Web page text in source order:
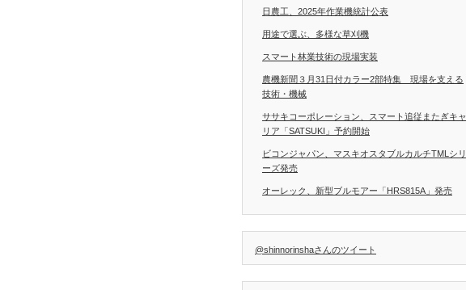
日農工、2025年作業機統計公表
用途で選ぶ、多様な草刈機
スマート林業技術の現場実装
農機新聞３月31日付カラー2部特集 現場を支える
技術・機械
ササキコーポレーション、スマート追従またぎキャ
リア「SATSUKI」予約開始
ビコンジャパン、マスキオスタブルカルチTMLシリ
ーズ発売
オーレック、新型ブルモアー「HRS815A」発売
@shinnorinshaさんのツイート